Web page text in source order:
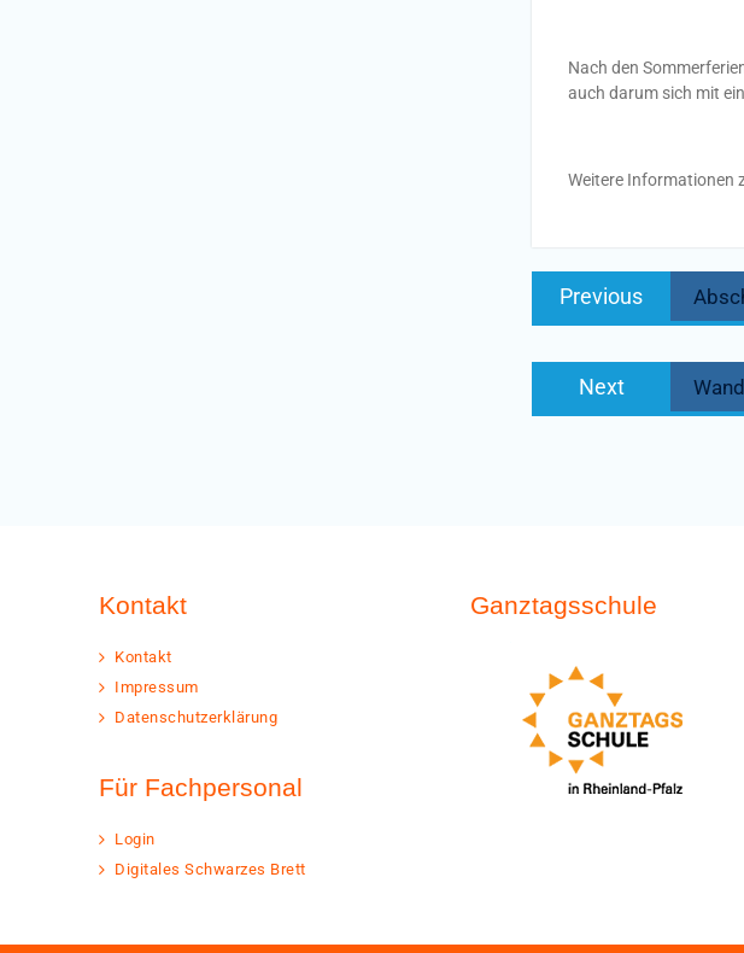
Nach den
auch darum sich mit
Weitere Informationen
Previous
post:
Next
post:
Kontakt
Kontakt
Impressum
Datenschutzerklärung
Für Fachpersonal
Login
Digitales Schwarzes Brett
Ganztagsschule